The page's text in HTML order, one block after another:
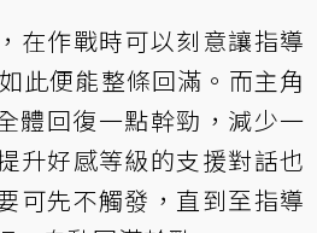
在作戰時可以刻意讓指導
此便能整條回滿。而主角
體回復一點幹勁，減少一
升好感等級的支援對話也
可先不觸發，直到至指導